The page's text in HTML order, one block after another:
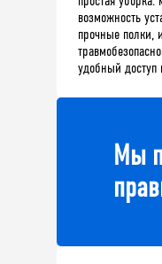
возможность
прочные полки,
удобный доступ
Мы